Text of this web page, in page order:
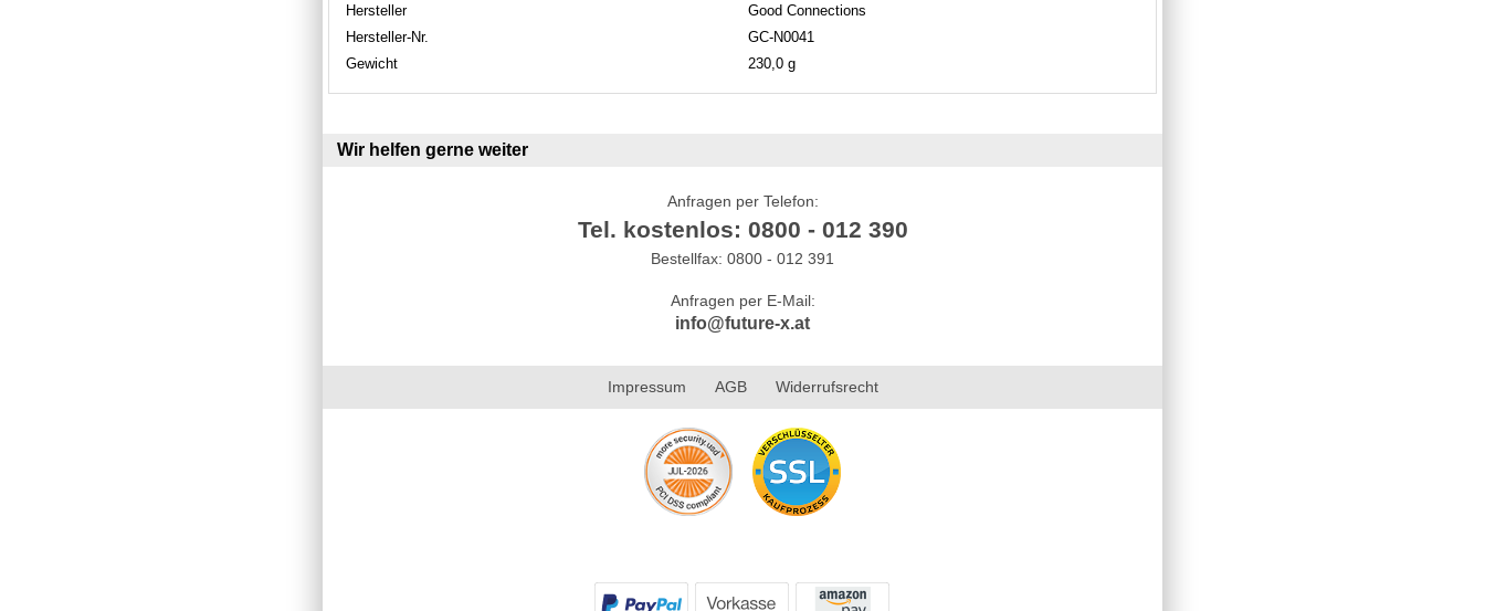
Hersteller
Good Connections
Hersteller-Nr.
GC-N0041
Gewicht
230,0 g
Wir helfen gerne weiter
Anfragen per Telefon:
Tel. kostenlos: 0800 - 012 390
Bestellfax: 0800 - 012 391
Anfragen per E-Mail:
info@future-x.at
Impressum AGB Widerrufsrecht